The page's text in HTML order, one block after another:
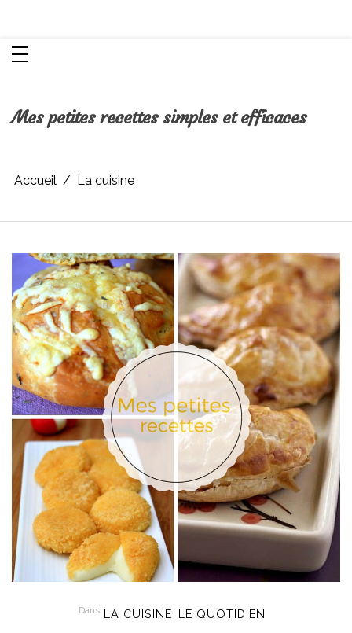
Mes petites recettes simples et efficaces
Accueil La cuisine
Dans LA CUISINE LE QUOTIDIEN